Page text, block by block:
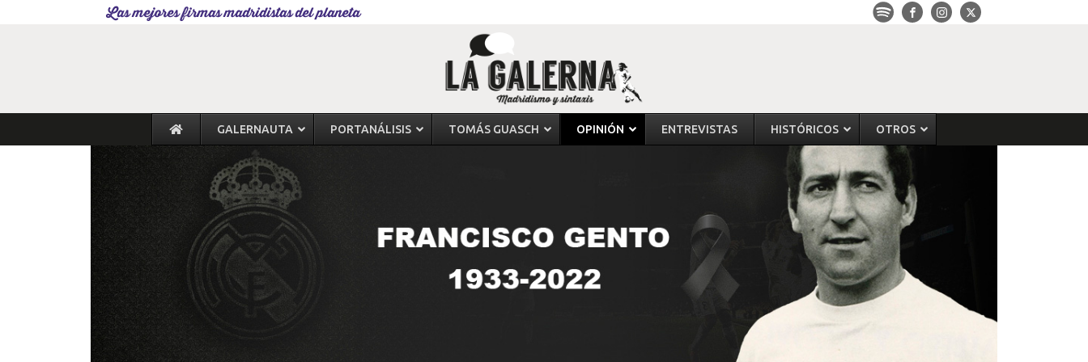
Las mejores firmas madridistas del planeta
GALERNAUTA PORTANÁLISIS TOMÁS GUASCH OPINIÓN ENTREVISTAS HISTÓRICOS OTROS